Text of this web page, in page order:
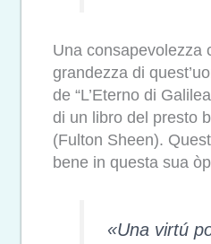
Una consapevolezza
grandezza di
de “L’Eterno di
di un libro del presto
(Fulton Sheen).
bene in questa sua
«Una virtú